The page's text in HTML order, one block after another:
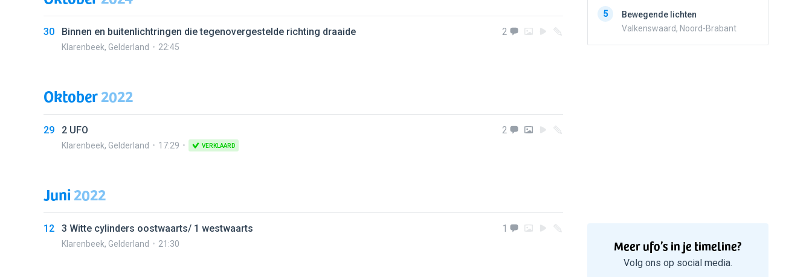
30 Binnen en buitenlichtringen die tegenovergestelde richting draaide
Klarenbeek, Gelderland 22:45
2
Oktober2022
29 2 UFO
Klarenbeek, Gelderland 17:29 VERKLAARD
2
Juni2022
12 3 Witte cylinders oostwaarts/ 1 westwaarts
Klarenbeek, Gelderland 21:30
1
5
Bewegende lichten
Valkenswaard, Noord-Brabant
Meer ufo’s in je timeline?
Volg ons op social media.